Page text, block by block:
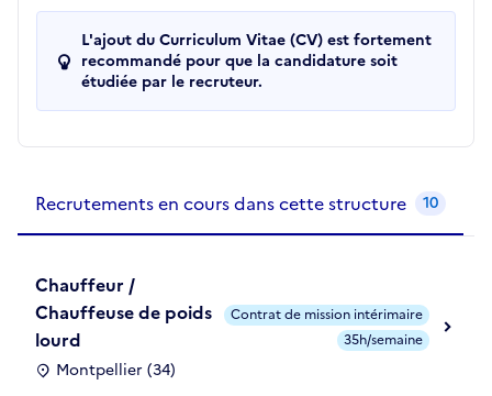
L'ajout du Curriculum Vitae (CV) est fortement
recommandé pour que la candidature soit
étudiée par le recruteur.
Recrutements en cours dans cette structure 10
Chauffeur /
Chauffeuse de poids
lourd
Montpellier (34)
Contrat de mission intérimaire
35h/semaine